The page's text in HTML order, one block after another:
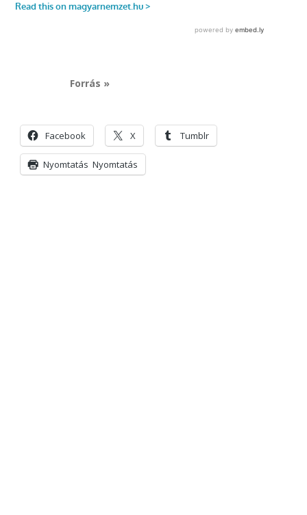
Forrás »
Facebook X Tumblr
Nyomtatás Nyomtatás